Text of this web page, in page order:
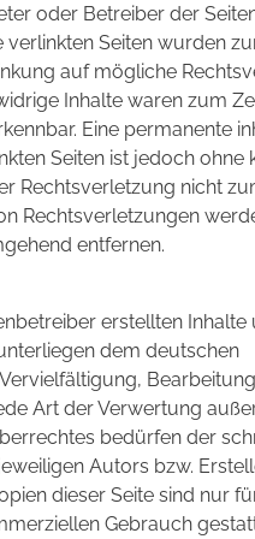
oder Betreiber der
verlinkten Seiten wurden
auf mögliche
Inhalte waren zum
Eine permanente
Seiten ist jedoch ohne
Rechtsverletzung nicht
Rechtsverletzungen
entfernen.
erstellten Inhalte
dem deutschen
Art der Verwertung
bedürfen der
Autors bzw.
dieser Seite sind nur
Gebrauch